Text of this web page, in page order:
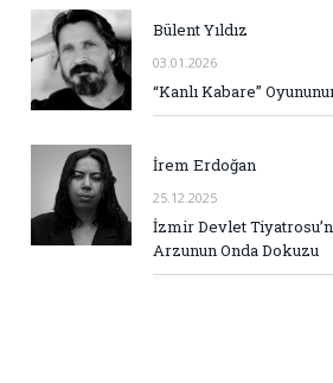
Bülent Yıldız
03.01.2026
“Kanlı Kabare”
İrem Erdoğan
25.12.2025
İzmir Devlet
Arzunun Onda Dokuzu